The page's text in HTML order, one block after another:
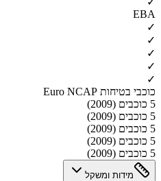
EBA
✓
✓
✓
✓
✓
כוכבי בטיחות Euro NCAP
5 כוכבים (2009)
5 כוכבים (2009)
5 כוכבים (2009)
5 כוכבים (2009)
5 כוכבים (2009)
מידות ומשקל